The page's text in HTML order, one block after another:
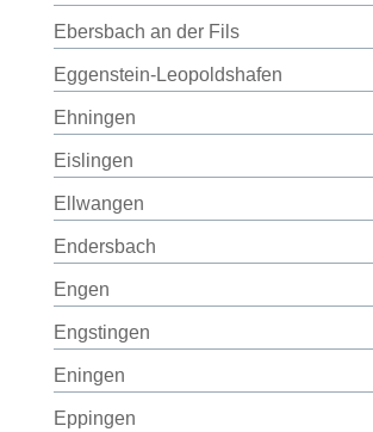
Ebersbach an der Fils
Eggenstein-Leopoldshafen
Ehningen
Eislingen
Ellwangen
Endersbach
Engen
Engstingen
Eningen
Eppingen